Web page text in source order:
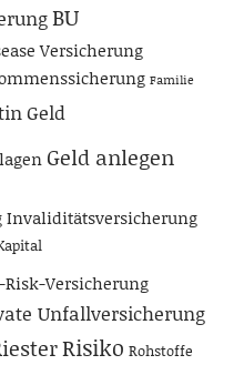
BU
Versicherung
Familie
Geld
Geld anlegen
Invaliditätsversicherung
Versicherung
Unfallversicherung
Risiko Rohstoffe